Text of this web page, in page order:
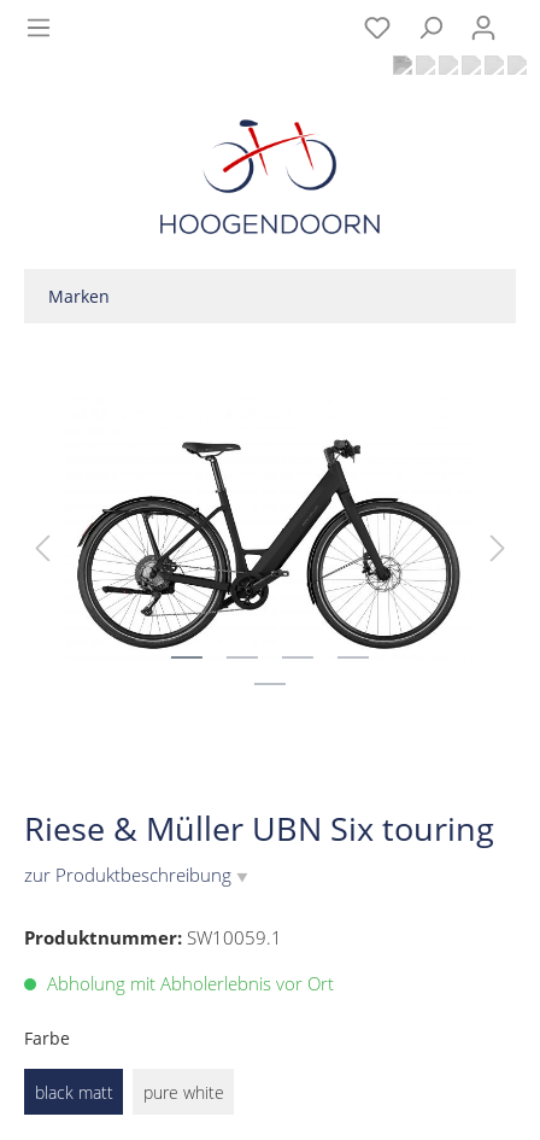
Marken
Riese & Müller UBN Six touring
zur Produktbeschreibung ▼
Produktnummer: SW10059.1
Abholung mit Abholerlebnis vor Ort
Farbe
black matt pure white